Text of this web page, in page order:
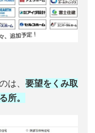
は、 要望をくみ取
所。